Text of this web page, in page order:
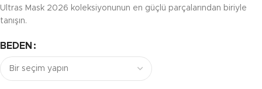
Ultras Mask 2026 koleksiyonunun en güçlü parçalarından biriyle
tanışın.
BEDEN